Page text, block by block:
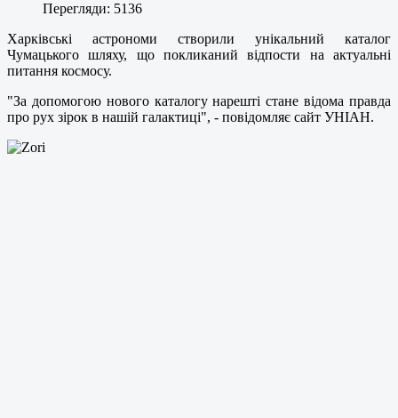
Перегляди: 5136
Харківські астрономи створили унікальний каталог
Чумацького шляху, що покликаний відпости на актуальні
питання космосу.
"За допомогою нового каталогу нарешті стане відома правда
про рух зірок в нашій галактиці", - повідомляє сайт УНІАН.